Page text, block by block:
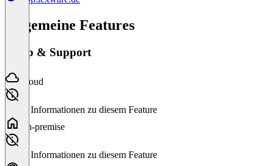
Allgemeine Features
Setup & Support
Cloud
Keine Informationen zu diesem Feature
On-premise
Keine Informationen zu diesem Feature